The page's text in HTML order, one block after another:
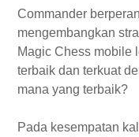
Commander
mengembangkan
Magic Chess mobile
terbaik dan terkuat
mana yang terbaik?
Pada kesempatan